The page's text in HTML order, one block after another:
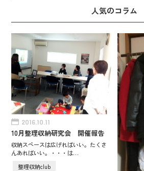
人気のコラム
2016.10.11
10月整理収納研究会 開催報告
収納スペースは広げればいい。たくさ
んあればいい。・・・は…
整理収納club